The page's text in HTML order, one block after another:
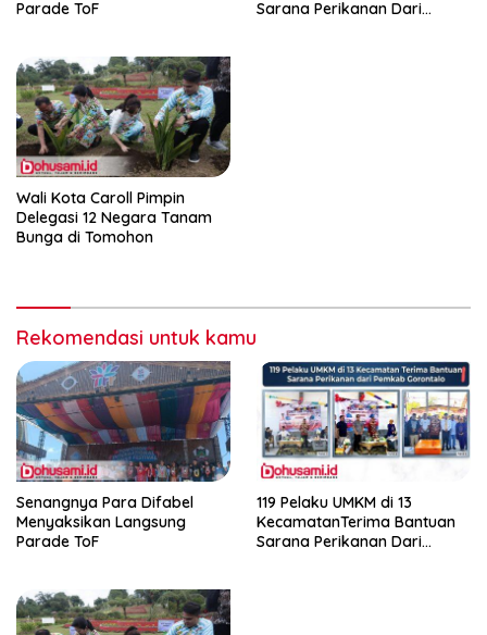
Parade ToF
Sarana Perikanan Dari
Wali Kota Caroll Pimpin
Delegasi 12 Negara Tanam
Bunga di Tomohon
Rekomendasi untuk kamu
Senangnya Para Difabel
Menyaksikan Langsung
Parade ToF
119 Pelaku UMKM di 13
KecamatanTerima Bantuan
Sarana Perikanan Dari